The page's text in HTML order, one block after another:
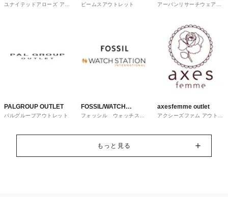
OUTLET
ユナイテッドアローズ アウ
ビームスアウトレット
ware house
アーバンリサーチウェアハ
PALGROUP OUTLET
パルグループアウトレット
FOSSIL/WATCH
STATION
フォッシル ウォッチステ
axesfemme outlet
アクシーズファム アウトレ
もっと見る